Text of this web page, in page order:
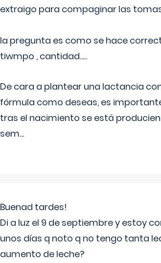
extraigo para compaginar las
la pregunta es como se hace
tiwmpo , cantidad.....
De cara a plantear una lactancia
fórmula como deseas, es
tras el nacimiento se está
sem...
Buenad tardes!
Di a luz el 9 de septiembre y estoy
unos días q noto q no tengo tanta
aumento de leche?